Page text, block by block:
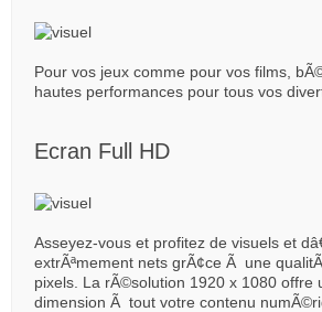
Pour vos jeux comme pour vos films,
hautes performances pour tous vos
Ecran Full HD
Asseyez-vous et profitez de visuels et
extrÃªmement nets grÃ¢ce Ã une
pixels. La rÃ©solution 1920 x 1080 offre
dimension Ã tout votre contenu